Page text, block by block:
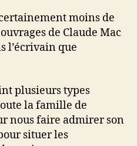
moins de
de Claude Mac
l’écrivain que
plusieurs types
la famille de
nous faire admirer son
situer les